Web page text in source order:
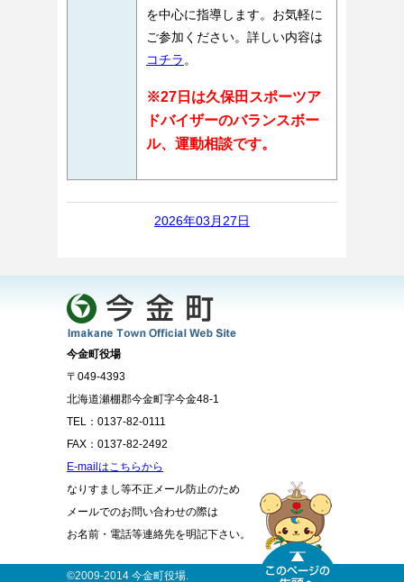
を中心に指導します。お気軽に
ご参加ください。詳しい内容は
コチラ 。
※27日は久保田スポーツア
ドバイザーのバランスボー
ル、運動相談です。
2026年03月27日
今金町役場
〒049-4393
北海道瀬棚郡今金町字今金48-1
TEL：0137-82-0111
FAX：0137-82-2492
E-mailはこちらから
なりすまし等不正メール防止のため
メールでのお問い合わせの際は
お名前・電話等連絡先を明記下さい。
©2009-2014 今金町役場.